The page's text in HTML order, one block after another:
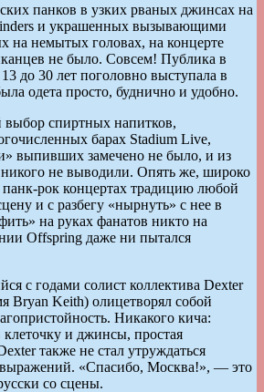
панков в узких рваных джинсах на
и украшенных вызывающими
на немытых головах, на концерте
не было. Совсем! Публика в
до 30 лет поголовно выступала в
одета просто, буднично и удобно.
спиртных напитков,
барах Stadium Live,
выпивших замечено не было, и из
никого не выводили. Опять же, широко
рок концертах традицию любой
и с разбегу «нырнуть» с нее в
на руках фанатов никто на
Offspring даже ни пытался
с годами солист коллектива Dexter
Bryan Keith) олицетворял собой
Никакого кича:
клеточку и джинсы, простая
также не стал утруждаться
выражений. «Спасибо, Москва!», — это
со сцены.